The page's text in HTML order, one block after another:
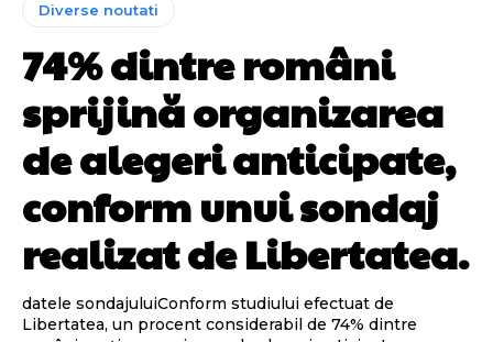
Diverse noutati
74% dintre români
sprijină organizarea
de alegeri anticipate,
conform unui sondaj
realizat de Libertatea.
datele sondajuluiConform studiului efectuat de
Libertatea, un procent considerabil de 74% dintre